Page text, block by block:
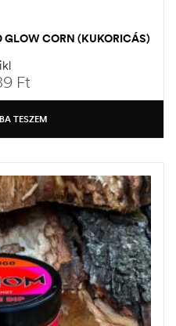
CORN (KUKORICÁS)
Ft
TESZEM